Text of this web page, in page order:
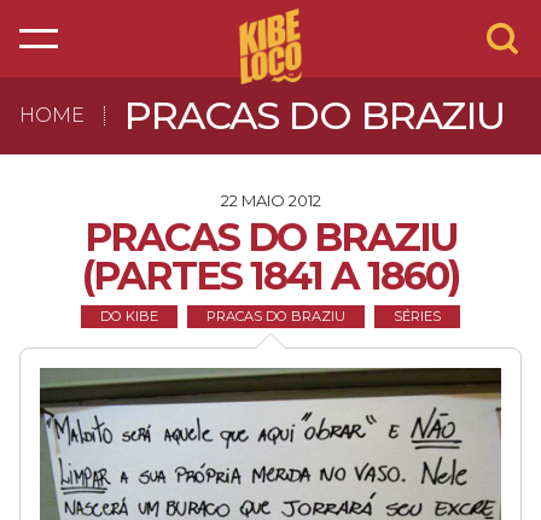
HOME PRACAS DO BRAZIU
22 MAIO 2012
PRACAS DO BRAZIU
(PARTES 1841 A 1860)
DO KIBE PRACAS DO BRAZIU SÉRIES